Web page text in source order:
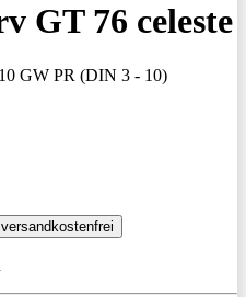
GT 76 celeste
GW PR (DIN 3 - 10)
versandkostenfrei